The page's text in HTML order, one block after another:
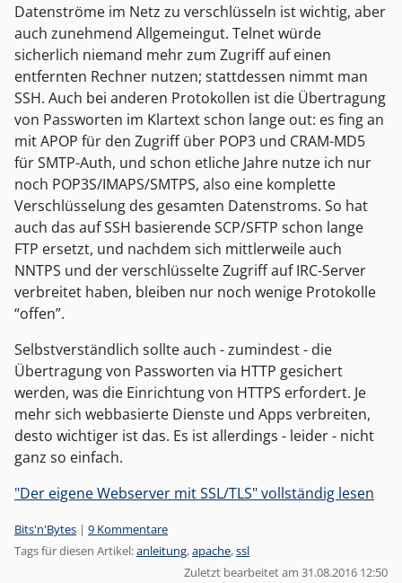
Datenströme im Netz zu verschlüsseln ist wichtig, aber
auch zunehmend Allgemeingut. Telnet würde
sicherlich niemand mehr zum Zugriff auf einen
entfernten Rechner nutzen; stattdessen nimmt man
SSH. Auch bei anderen Protokollen ist die Übertragung
von Passworten im Klartext schon lange out: es fing an
mit APOP für den Zugriff über POP3 und CRAM-MD5
für SMTP-Auth, und schon etliche Jahre nutze ich nur
noch POP3S/IMAPS/SMTPS, also eine komplette
Verschlüsselung des gesamten Datenstroms. So hat
auch das auf SSH basierende SCP/SFTP schon lange
FTP ersetzt, und nachdem sich mittlerweile auch
NNTPS und der verschlüsselte Zugriff auf IRC-Server
verbreitet haben, bleiben nur noch wenige Protokolle
“offen”.
Selbstverständlich sollte auch - zumindest - die
Übertragung von Passworten via HTTP gesichert
werden, was die Einrichtung von HTTPS erfordert. Je
mehr sich webbasierte Dienste und Apps verbreiten,
desto wichtiger ist das. Es ist allerdings - leider - nicht
ganz so einfach.
"Der eigene Webserver mit SSL/TLS" vollständig lesen
Kategorien:
Bits'n'Bytes | 9 Kommentare
Tags für diesen Artikel:anleitung,apache,ssl
Zuletzt bearbeitet am 31.08.2016 12:50